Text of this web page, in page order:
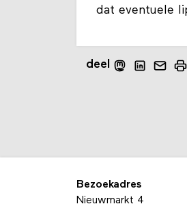
dat eventuele
deel
Bezoekadres
Nieuwmarkt 4